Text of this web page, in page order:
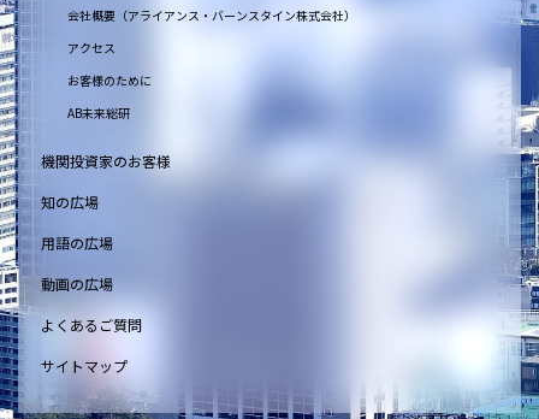
会社概要（アライアンス・バーンスタイン株式会社）
アクセス
お客様のために
AB未来総研
機関投資家のお客様
知の広場
用語の広場
動画の広場
よくあるご質問
サイトマップ